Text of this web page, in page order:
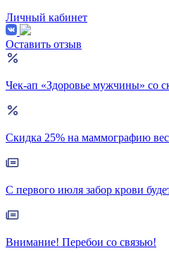
Личный кабинет
Оставить отзыв
Чек-ап «Здоровье мужчины» со
Скидка 25% на маммографию
С первого июля забор крови
Внимание! Перебои со связью!